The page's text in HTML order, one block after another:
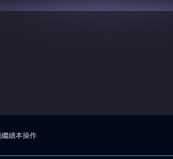
續本操作